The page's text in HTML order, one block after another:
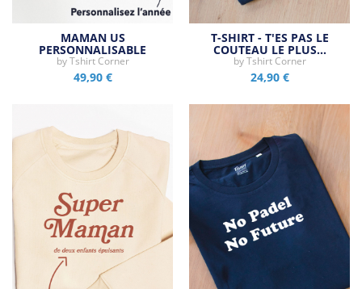
MAMAN US
PERSONNALISABLE
byTshirt Corner
49,90 €
T-SHIRT - T'ES PAS LE
COUTEAU LE PLUS…
byTshirt Corner
24,90 €